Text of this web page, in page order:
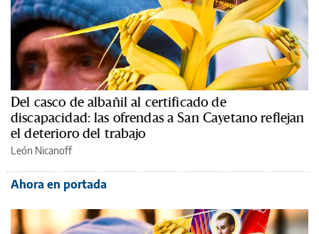
Del casco de albañil al certificado de
discapacidad: las ofrendas a San Cayetano reflejan
el deterioro del trabajo
León Nicanoff
Ahora en portada